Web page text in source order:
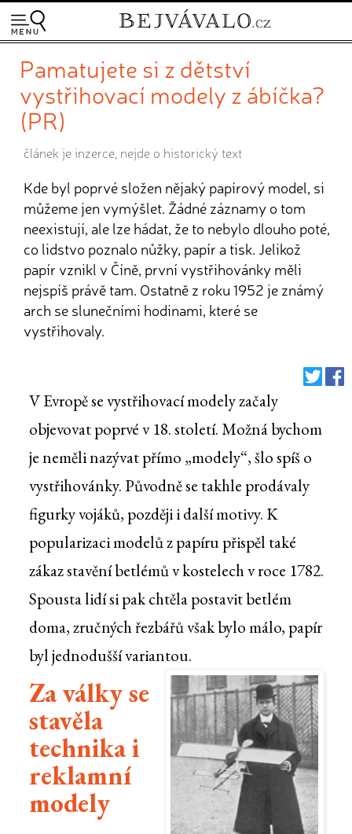
Pamatujete si z dětství
vystřihovací modely z ábíčka?
(PR)
článek je inzerce, nejde o historický text
Kde byl poprvé složen nějaký papírový model, si
můžeme jen vymýšlet. Žádné záznamy o tom
neexistují, ale lze hádat, že to nebylo dlouho poté,
co lidstvo poznalo nůžky, papír a tisk. Jelikož
papír vznikl v Číně, první vystřihovánky měli
nejspíš právě tam. Ostatně z roku 1952 je známý
arch se slunečními hodinami, které se
vystřihovaly.
V Evropě se vystřihovací modely začaly
objevovat poprvé v 18. století. Možná bychom
je neměli nazývat přímo „modely“, šlo spíš o
vystřihovánky. Původně se takhle prodávaly
figurky vojáků, později i další motivy. K
popularizaci modelů z papíru přispěl také
zákaz stavění betlémů v kostelech v roce 1782.
Spousta lidí si pak chtěla postavit betlém
doma, zručných řezbářů však bylo málo, papír
byl jednodušší variantou.
Za války se
stavěla
technika i
reklamní
modely